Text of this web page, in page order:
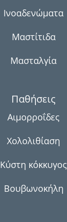
Ινοαδενώματα
Μαστίτιδα
Μασταλγία
Παθήσεις
Αιμορροΐδες
Χολολιθίαση
Κύστη κόκκυγος
Βουβωνοκήλη